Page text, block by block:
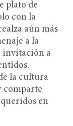
plato de
con la
aún más
a la
invitación a
la cultura
comparte
en